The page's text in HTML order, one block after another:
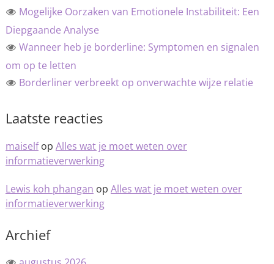
Mogelijke Oorzaken van Emotionele Instabiliteit: Een
Diepgaande Analyse
Wanneer heb je borderline: Symptomen en signalen
om op te letten
Borderliner verbreekt op onverwachte wijze relatie
Laatste reacties
maiselfop Alles wat je moet weten over
informatieverwerking
Lewis koh phangan op Alles wat je moet weten over
informatieverwerking
Archief